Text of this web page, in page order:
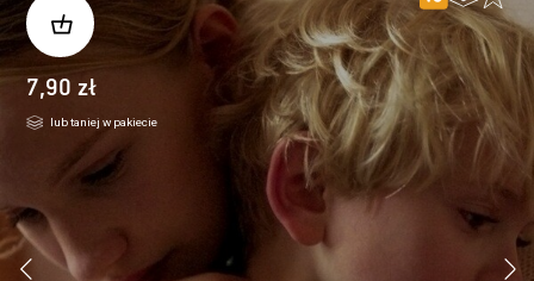
7,90 zł
lub taniej w pakiecie